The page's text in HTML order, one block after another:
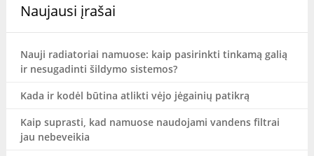
Naujausi įrašai
Nauji radiatoriai namuose: kaip pasirinkti tinkamą galią
ir nesugadinti šildymo sistemos?
Kada ir kodėl būtina atlikti vėjo jėgainių patikrą
Kaip suprasti, kad namuose naudojami vandens filtrai
jau nebeveikia